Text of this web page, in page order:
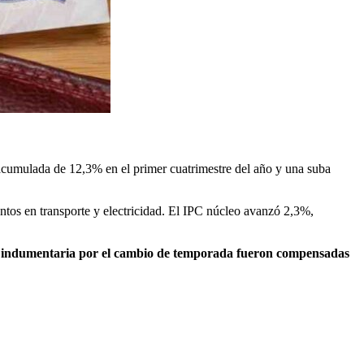
de 12,3% en el primer cuatrimestre del año y una suba
en transporte y electricidad. El IPC núcleo avanzó 2,3%,
por el cambio de temporada fueron compensadas